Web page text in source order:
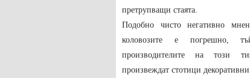
претрупващи стаята.
Подобно чисто негативно
коловозите е погрешно,
производителите на този
произвеждат стотици